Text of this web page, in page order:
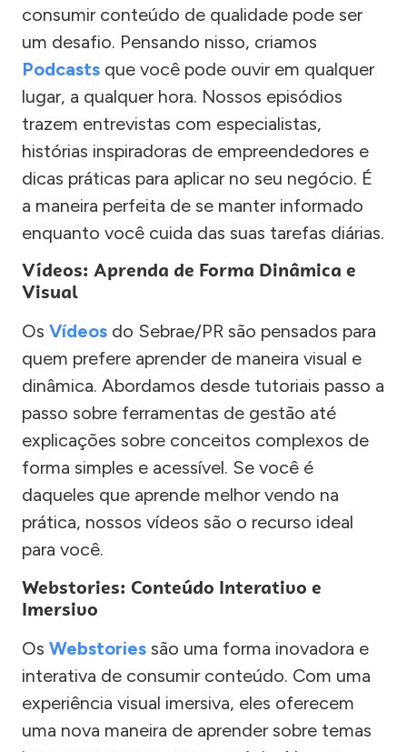
consumir conteúdo de qualidade pode ser
um desafio. Pensando nisso, criamos
Podcasts que você pode ouvir em qualquer
lugar, a qualquer hora. Nossos episódios
trazem entrevistas com especialistas,
histórias inspiradoras de empreendedores e
dicas práticas para aplicar no seu negócio. É
a maneira perfeita de se manter informado
enquanto você cuida das suas tarefas diárias.
Vídeos: Aprenda de Forma Dinâmica e
Visual
Os Vídeos do Sebrae/PR são pensados para
quem prefere aprender de maneira visual e
dinâmica. Abordamos desde tutoriais passo a
passo sobre ferramentas de gestão até
explicações sobre conceitos complexos de
forma simples e acessível. Se você é
daqueles que aprende melhor vendo na
prática, nossos vídeos são o recurso ideal
para você.
Webstories: Conteúdo Interativo e
Imersivo
Os Webstories são uma forma inovadora e
interativa de consumir conteúdo. Com uma
experiência visual imersiva, eles oferecem
uma nova maneira de aprender sobre temas